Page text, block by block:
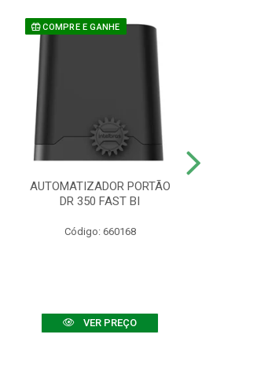
COMPRE E GANHE
AUTOMATIZADOR PORTÃO
DR 350 FAST BI
Código: 660168
VER PREÇO